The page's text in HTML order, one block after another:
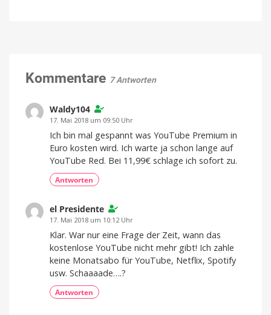
Orientierung
unbegrenzte
Kommentare 7 Antworten
Waldy104
17. Mai 2018 um 09:50 Uhr
Ich bin mal gespannt was YouTube Premium in
Euro kosten wird. Ich warte ja schon lange auf
YouTube Red. Bei 11,99€ schlage ich sofort zu.
Antworten
el Presidente
17. Mai 2018 um 10:12 Uhr
Klar. War nur eine Frage der Zeit, wann das
kostenlose YouTube nicht mehr gibt! Ich zahle
keine Monatsabo für YouTube, Netflix, Spotify
usw. Schaaaade….?
Antworten